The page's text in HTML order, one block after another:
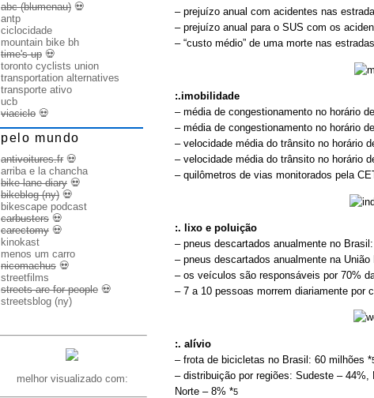
– prejuízo anual com acidentes nas
– prejuízo anual para o SUS com os
– “custo médio” de uma morte nas
:.imobilidade
– média de congestionamento no horário
– média de congestionamento no horário
– velocidade média do trânsito no horário
– velocidade média do trânsito no horário
– quilômetros de vias monitorados pela
:. lixo e poluição
– pneus descartados anualmente no
– pneus descartados anualmente na
– os veículos são responsáveis por 70%
– 7 a 10 pessoas morrem diariamente por
:. alívio
– frota de bicicletas no Brasil: 60 milhões *
– distribuição por regiões: Sudeste – 44%,
Norte – 8% *5
abc (blumenau) 💀
antp
ciclocidade
mountain bike bh
time's up 💀
toronto cyclists union
transportation alternatives
transporte ativo
ucb
viaciclo 💀
pelo mundo
antivoitures.fr 💀
arriba e la chancha
bike lane diary 💀
bikeblog (ny) 💀
bikescape podcast
carbusters 💀
carectomy 💀
kinokast
menos um carro
nicomachus 💀
streetfilms
streets are for people 💀
streetsblog (ny)
melhor visualizado com: